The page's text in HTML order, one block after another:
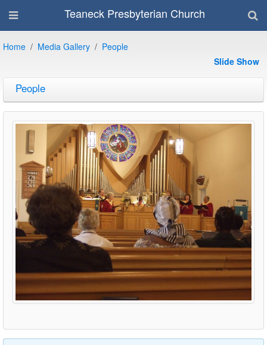
Teaneck Presbyterian Church
Home Media Gallery
People
Slide Show
People